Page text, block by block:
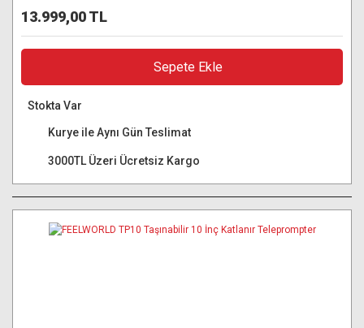
13.999,00 TL
Sepete Ekle
Stokta Var
Kurye ile Aynı Gün Teslimat
3000TL Üzeri Ücretsiz Kargo